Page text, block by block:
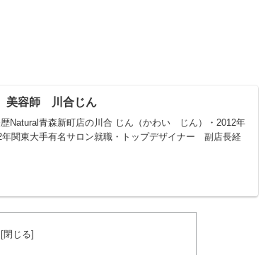
美容師 川合じん
青森新町店の川合 じん（かわい じん）・2012年
年関東大手有名サロン就職・トップデザイナー 副店長経